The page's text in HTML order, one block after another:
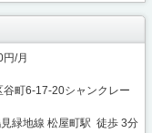
/月
谷町6-17-20シャンクレー
緑地線 松屋町駅 徒歩 3分